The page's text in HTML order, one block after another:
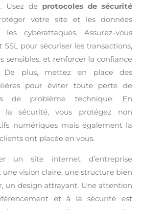
Usez de protocoles de sécurité
votre site et les données
cyberattaques. Assurez-vous
SSL pour sécuriser les transactions,
sensibles, et renforcer la confiance
De plus, mettez en place des
pour éviter toute perte de
de problème technique. En
la sécurité, vous protégez non
numériques mais également la
ont placée en vous.
un site internet d’entreprise
vision claire, une structure bien
un design attrayant. Une attention
et à la sécurité est